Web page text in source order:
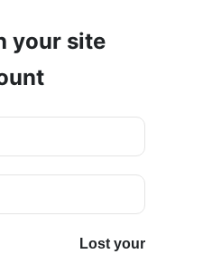
your site
Lost your